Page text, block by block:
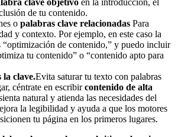
clave objetivo en la introducción, el
de tu contenido.
o palabras clave relacionadas Para
y contexto. Por ejemplo, en este caso la
“optimización de contenido,” y puedo incluir
tu contenido” o “contenido apto para
la clave.Evita saturar tu texto con palabras
céntrate en escribircontenido de alta
natural y atienda las necesidades del
la legibilidad y ayuda a que los motores
tu página en los primeros lugares.